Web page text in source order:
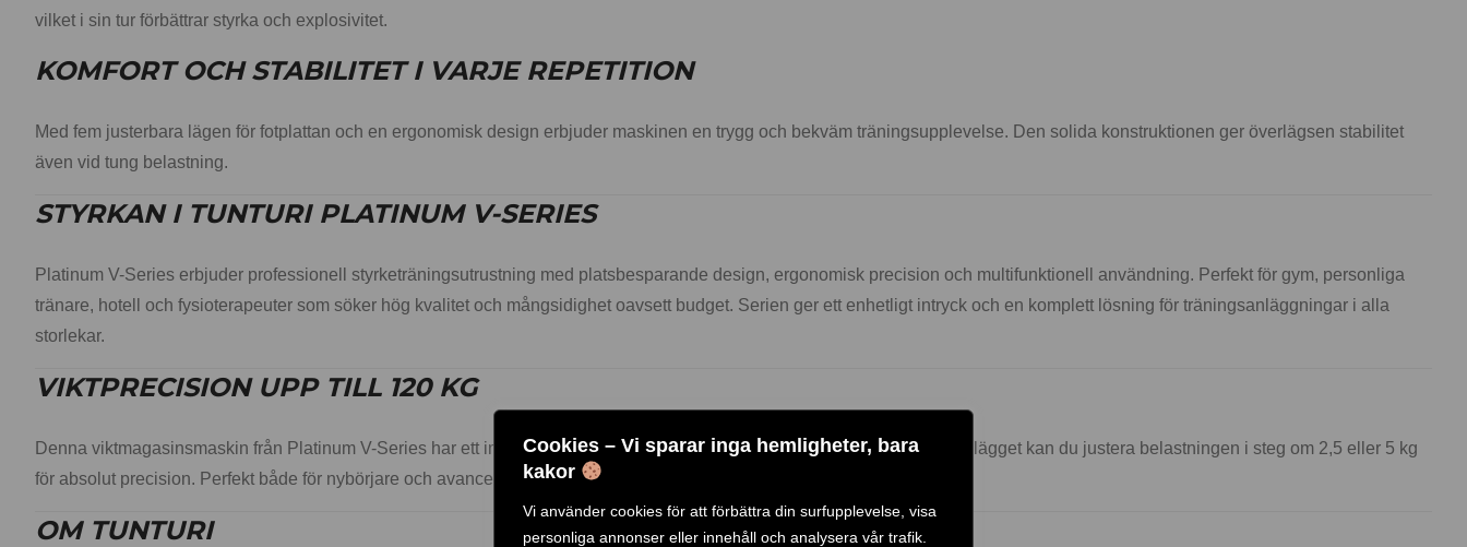
Cookies – Vi sparar inga hemligheter, bara
kakor
Vi använder cookies för att förbättra din surfupplevelse, visa
personliga annonser eller innehåll och analysera vår trafik.
vilket i sin tur förbättrar styrka och explosivitet.
KOMFORT OCH STABILITET I VARJE REPETITION
Med fem justerbara lägen för fotplattan och en ergonomisk design erbjuder maskinen en trygg och bekväm träningsupplevelse. Den solida konstruktionen ger överlägsen stabilitet
även vid tung belastning.
STYRKAN I TUNTURI PLATINUM V-SERIES
Platinum V-Series erbjuder professionell styrketräningsutrustning med platsbesparande design, ergonomisk precision och multifunktionell användning. Perfekt för gym, personliga
tränare, hotell och fysioterapeuter som söker hög kvalitet och mångsidighet oavsett budget. Serien ger ett enhetligt intryck och en komplett lösning för träningsanläggningar i alla
storlekar.
VIKTPRECISION UPP TILL 120 KG
Denna viktmagasinsmaskin från Platinum V-Series har ett imponerande viktmagasin på 120 kg. Med det extra 2,5 kg-vikttillägget kan du justera belastningen i steg om 2,5 eller 5 kg
för absolut precision. Perfekt både för nybörjare och avancerade användare.
OM TUNTURI